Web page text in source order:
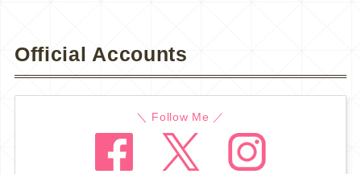
Official Accounts
＼ Follow Me ／